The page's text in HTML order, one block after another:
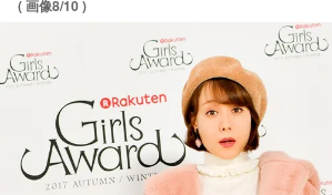
( 画像8/10 )